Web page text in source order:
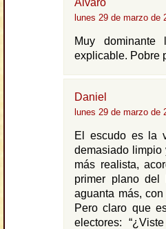
Álvaro
lunes 29 de marzo de
Muy
explicable. Pobre
Daniel
lunes 29 de marzo de
El escudo es la
demasiado limpio
más realista,
primer plano
aguanta más,
Pero claro que
electores: